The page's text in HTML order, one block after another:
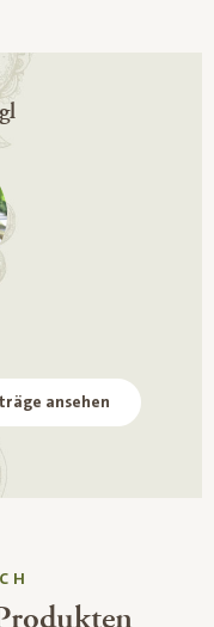
ansehen